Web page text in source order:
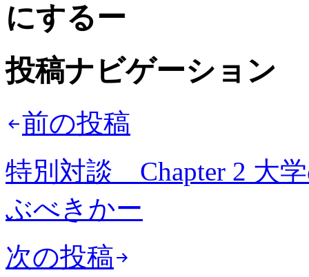
にするー
投稿ナビゲーション
前の投稿
特別対談 Chapter 2 大
ぶべきかー
次の投稿